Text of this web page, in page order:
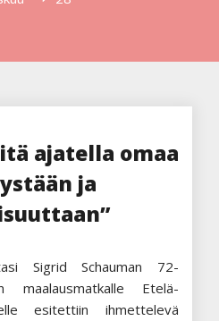
ajatella omaa
ja
Sigrid Schauman 72-
maalausmatkalle Etelä-
esitettiin ihmettelevä